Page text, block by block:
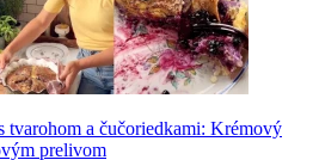
tvarohom a čučoriedkami: Krémový
prelivom